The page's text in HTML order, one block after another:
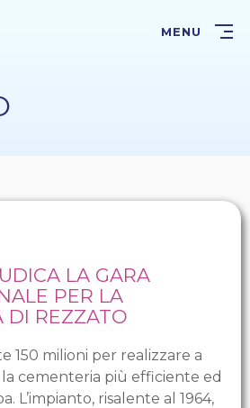
MENU
LA GARA
PER LA
DI REZZATO
150 milioni per realizzare a
la cementeria più efficiente ed
L’impianto, risalente al 1964,